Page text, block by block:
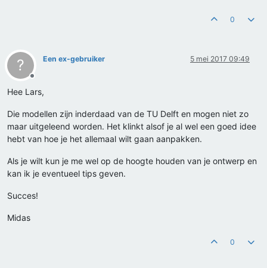
0
?
Offline
Een ex-gebruiker 5 mei 2017 09:49
Hee Lars,
Die modellen zijn inderdaad van de TU Delft en mogen niet zo
maar uitgeleend worden. Het klinkt alsof je al wel een goed idee
hebt van hoe je het allemaal wilt gaan aanpakken.
Als je wilt kun je me wel op de hoogte houden van je ontwerp en
kan ik je eventueel tips geven.
Succes!
Midas
0